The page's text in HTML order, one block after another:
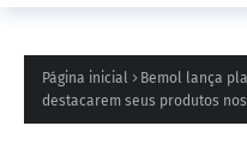
Página inicial
Bemol lança
destacarem seus produtos